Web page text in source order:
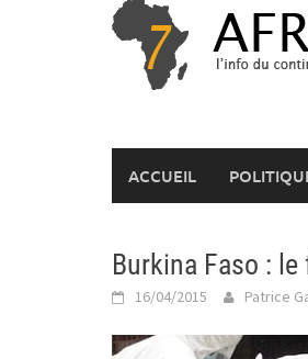
ACCUEIL
Burkina Faso :
16/04/2015 Patrice